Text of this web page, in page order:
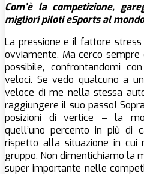
Com’è la competizione,
migliori piloti eSports al
La pressione e il fattore
ovviamente. Ma cerco
possibile, confrontandomi
veloci. Se vedo qualcuno a
veloce di me nella stessa
raggiungere il suo passo!
posizioni di vertice – la
quell’uno percento in più di
rispetto alla situazione in
gruppo. Non dimentichiamo la
super importante nelle